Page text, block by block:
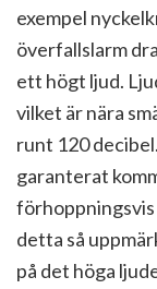
exempel
överfallslarm
ett högt ljud.
vilket är nära
runt 120
garanterat
förhoppningsvis
detta så
på det höga